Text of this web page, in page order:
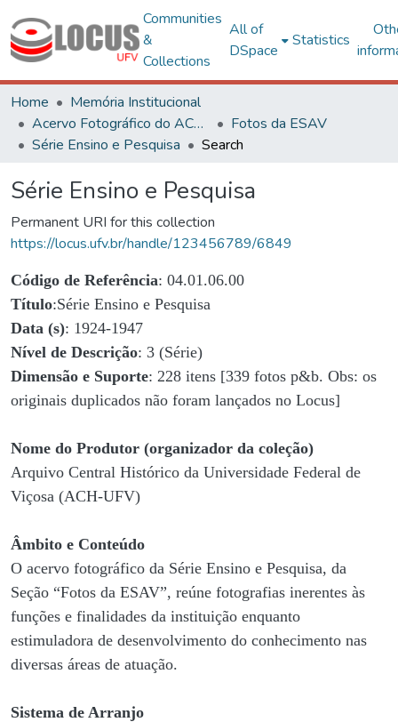
Communities
&
Collections
All of
DSpace
Statistics
Home
Memória Institucional
Acervo Fotográfico do ACH-UFV
Fotos da ESAV
Série Ensino e Pesquisa
Search
Série Ensino e Pesquisa
Permanent URI for this collection
https://locus.ufv.br/handle/123456789/6849
Código de Referência: 04.01.06.00
Título:Série Ensino e Pesquisa
Data (s): 1924-1947
Nível de Descrição: 3 (Série)
Dimensão e Suporte: 228 itens [339 fotos p&b. Obs: os
originais duplicados não foram lançados no Locus]
Nome do Produtor (organizador da coleção)
Arquivo Central Histórico da Universidade Federal de
Viçosa (ACH-UFV)
Âmbito e Conteúdo
O acervo fotográfico da Série Ensino e Pesquisa, da
Seção “Fotos da ESAV”, reúne fotografias inerentes às
funções e finalidades da instituição enquanto
estimuladora de desenvolvimento do conhecimento nas
diversas áreas de atuação.
Sistema de Arranjo